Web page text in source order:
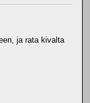
ja rata kivalta